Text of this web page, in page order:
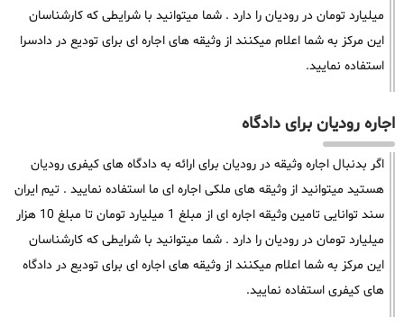
میلیارد تومان در رودیان را دارد . شما میتوانید با شرایطی که کارشناسان
این مرکز به شما اعلام میکنند از وثیقه های اجاره ای برای تودیع در دادسرا
استفاده نمایید.
اجاره رودیان برای دادگاه
اگر بدنبال اجاره وثیقه در رودیان برای ارائه به دادگاه های کیفری رودیان
هستید میتوانید از وثیقه های ملکی اجاره ای ما استفاده نمایید . تیم ایران
سند توانایی تامین وثیقه اجاره ای از مبلغ 1 میلیارد تومان تا مبلغ 10 هزار
میلیارد تومان در رودیان را دارد . شما میتوانید با شرایطی که کارشناسان
این مرکز به شما اعلام میکنند از وثیقه های اجاره ای برای تودیع در دادگاه
های کیفری استفاده نمایید.